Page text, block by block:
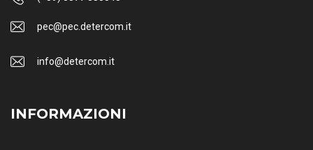
pec@pec.detercom.it
info@detercom.it
INFORMAZIONI